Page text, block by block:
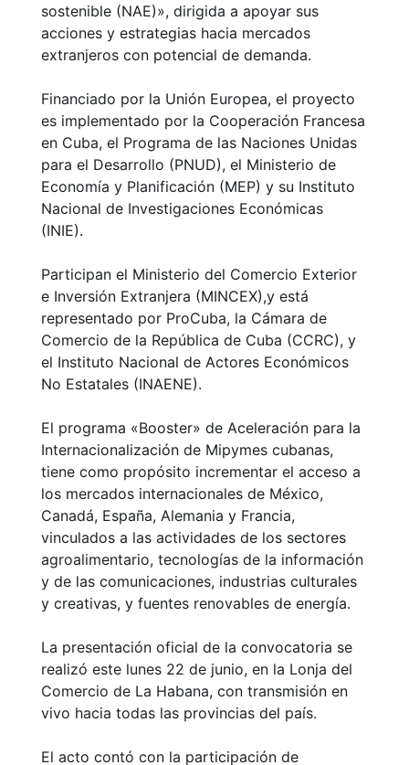
sostenible (NAE)», dirigida a apoyar sus
acciones y estrategias hacia mercados
extranjeros con potencial de demanda.
Financiado por la Unión Europea, el proyecto
es implementado por la Cooperación Francesa
en Cuba, el Programa de las Naciones Unidas
para el Desarrollo (PNUD), el Ministerio de
Economía y Planificación (MEP) y su Instituto
Nacional de Investigaciones Económicas
(INIE).
Participan el Ministerio del Comercio Exterior
e Inversión Extranjera (MINCEX),y está
representado por ProCuba, la Cámara de
Comercio de la República de Cuba (CCRC), y
el Instituto Nacional de Actores Económicos
No Estatales (INAENE).
El programa «Booster» de Aceleración para la
Internacionalización de Mipymes cubanas,
tiene como propósito incrementar el acceso a
los mercados internacionales de México,
Canadá, España, Alemania y Francia,
vinculados a las actividades de los sectores
agroalimentario, tecnologías de la información
y de las comunicaciones, industrias culturales
y creativas, y fuentes renovables de energía.
La presentación oficial de la convocatoria se
realizó este lunes 22 de junio, en la Lonja del
Comercio de La Habana, con transmisión en
vivo hacia todas las provincias del país.
El acto contó con la participación de